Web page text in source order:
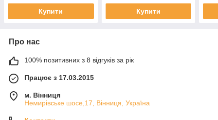
Купити Купити
Про нас
100% позитивних з 8 відгуків за рік
Працює з 17.03.2015
м. Вінниця
Немирівське шосе,17, Вінниця, Україна